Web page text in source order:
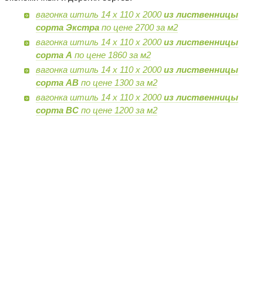
вагонка штиль 14 х 110 х 2000из лиственницы
сорта Экстрапо цене 2700 за м2
вагонка штиль 14 х 110 х 2000из лиственницы
сорта А по цене 1860 за м2
вагонка штиль 14 х 110 х 2000из лиственницы
сорта ABпо цене 1300 за м2
вагонка штиль 14 х 110 х 2000из лиственницы
сорта BCпо цене 1200 за м2